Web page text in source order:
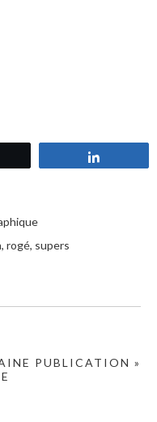
, rogé, supers
PUBLICATION »